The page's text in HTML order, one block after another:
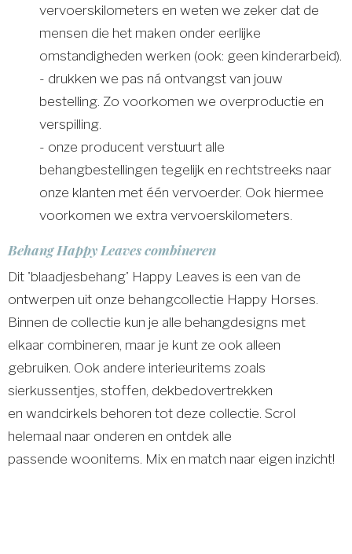
vervoerskilometers en weten we zeker dat de
mensen die het maken onder eerlijke
omstandigheden werken (ook: geen kinderarbeid).
- drukken we pas ná ontvangst van jouw
bestelling. Zo voorkomen we overproductie en
verspilling.
- onze producent verstuurt alle
behangbestellingen tegelijk en rechtstreeks naar
onze klanten met één vervoerder. Ook hiermee
voorkomen we extra vervoerskilometers.
Behang Happy Leaves combineren
Dit 'blaadjesbehang' Happy Leaves is een van de
ontwerpen uit onze behangcollectie Happy Horses.
Binnen de collectie kun je alle behangdesigns met
elkaar combineren, maar je kunt ze ook alleen
gebruiken. Ook andere interieuritems zoals
sierkussentjes, stoffen, dekbedovertrekken
en wandcirkels behoren tot deze collectie. Scrol
helemaal naar onderen en ontdek alle
passende woonitems. Mix en match naar eigen inzicht!